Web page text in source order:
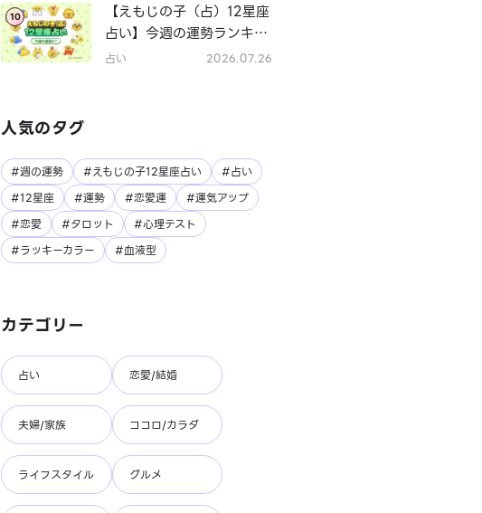
10
【えもじの子（占）12星座
占い】今週の運勢ランキン
グ！7月27日～8月2日の運
占い 2026.07.26
人気のタグ
#週の運勢 #えもじの子12星座占い
#占い
#12星座
#運勢 #恋愛運
#運気アップ
#恋愛
#タロット
#心理テスト
#ラッキーカラー
#血液型
カテゴリー
占い 恋愛/結婚
夫婦/家族 ココロ/カラダ
ライフスタイル グルメ